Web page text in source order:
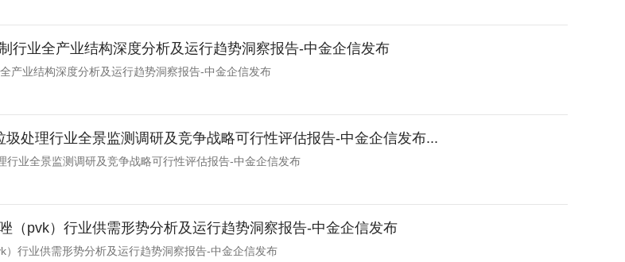
行业全产业结构深度分析及运行趋势洞察报告-中金企信发布
产业结构深度分析及运行趋势洞察报告-中金企信发布
圾处理行业全景监测调研及竞争战略可行性评估报告-中金企信发布...
行业全景监测调研及竞争战略可行性评估报告-中金企信发布
（pvk）行业供需形势分析及运行趋势洞察报告-中金企信发布
）行业供需形势分析及运行趋势洞察报告-中金企信发布